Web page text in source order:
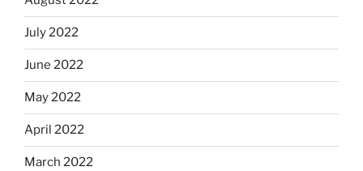
July 2022
June 2022
May 2022
April 2022
March 2022